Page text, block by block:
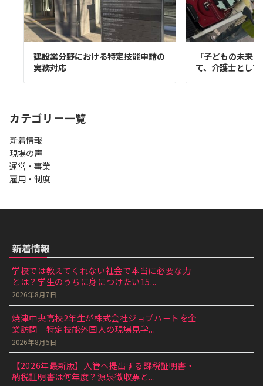
建設業分野における特定技能申請の
実務対応
「子どもの未来
て、介護士とし
カテゴリー一覧
新着情報
現場の声
運営・事業
雇用・制度
新着情報
学校では教えてくれない社会で本当に必要な力
とは？学生のうちに身につけたい15...
2026年8月7日
焼津中央高校2年生が株式会社ジョブハートを企
業訪問｜特定技能外国人の現場見学...
2026年8月5日
【2026年最新版】入管へ提出する課税証明書・
納税証明書は何年度？源泉徴収票と...